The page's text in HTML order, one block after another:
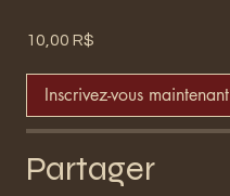
10,00 R$
Inscrivez-vous maintenant
Partager